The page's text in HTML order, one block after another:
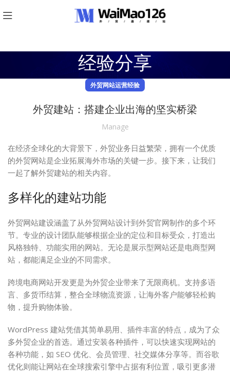
经验分享
外贸网站运营经验
外贸建站：搭建企业出海的坚实桥梁
Manage
在经济全球化的大背景下，外贸业务日益繁荣，拥有一个优质
的外贸网站是企业拓展海外市场的关键一步。接下来，让我们
一起了解外贸建站的相关内容。
多样化的建站功能
外贸网站建设涵盖了从外贸网站设计到外贸官网制作的多个环
节。专业的设计团队能够根据企业的定位和目标受众，打造出
风格独特、功能实用的网站。无论是展示型网站还是电商型网
站，都能满足企业的不同需求。
跨境电商网站开发更是为外贸企业带来了无限商机。支持多语
言、多货币结算，整合全球物流资源，让海外客户能够轻松购
物，提升购物体验。
WordPress 建站凭借其简单易用、插件丰富的特点，成为了众
多外贸企业的首选。通过安装各种插件，可以快速实现网站的
各种功能，如 SEO 优化、会员管理、社交媒体分享等。而谷歌
优化则能让网站在全球搜索引擎中占据有利位置，吸引更多潜